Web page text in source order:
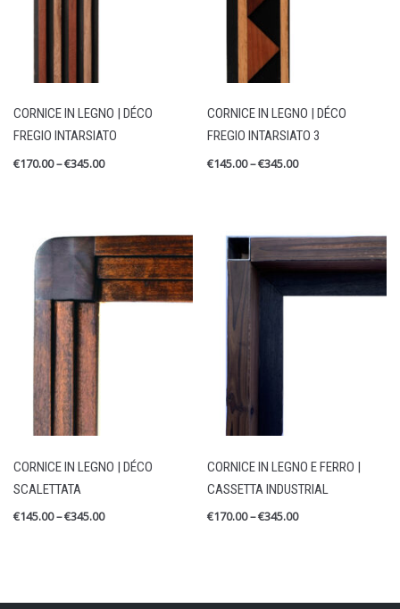
CORNICE IN LEGNO | DÉCO
FREGIO INTARSIATO
€170.00–€345.00
CORNICE IN LEGNO | DÉCO
FREGIO INTARSIATO 3
€145.00–€345.00
CORNICE IN LEGNO | DÉCO
SCALETTATA
€145.00–€345.00
CORNICE IN LEGNO E FERRO |
CASSETTA INDUSTRIAL
€170.00–€345.00